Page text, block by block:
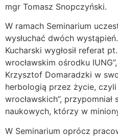
mgr Tomasz Snopczyński.
W ramach Seminarium
wysłuchać dwóch
Kucharski wygłosił referat
wrocławskim ośrodku
Krzysztof Domaradzki w
herbologią przez życie,
wrocławskich”,
naukowych, którzy w
W Seminarium oprócz